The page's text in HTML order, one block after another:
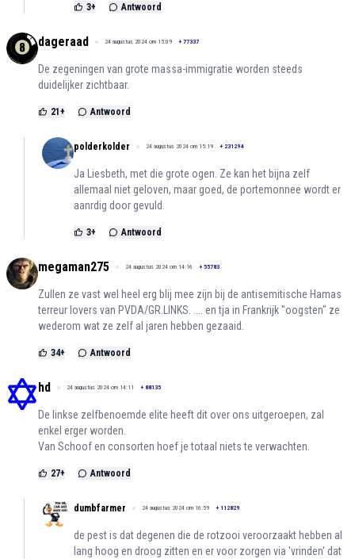
3+ Antwoord
dageraad 24 augustus 2024 om 15:09 + 77337
De zegeningen van grote massa-immigratie worden steeds
duidelijker zichtbaar.
21+ Antwoord
polderkolder 24 augustus 2024 om 15:19 + 231294
Ja Liesbeth, met die grote ogen. Ze kan het bijna zelf
allemaal niet geloven, maar goed, de portemonnee wordt er
aanrdig door gevuld.
3+ Antwoord
megaman275 24 augustus 2024 om 14:16 + 55783
Zullen ze vast wel heel erg blij mee zijn bij de antisemitische Hamas
terreur lovers van PVDA/GR.LINKS. .... en tja in Frankrijk "oogsten" ze
wederom wat ze zelf al jaren hebben gezaaid.
34+ Antwoord
hd 24 augustus 2024 om 14:11 + 88135
De linkse zelfbenoemde elite heeft dit over ons uitgeroepen, zal
enkel erger worden.
Van Schoof en consorten hoef je totaal niets te verwachten.
27+ Antwoord
dumbfarmer 24 augustus 2024 om 16:59 + 112829
de pest is dat degenen die de rotzooi veroorzaakt hebben al
lang hoog en droog zitten en er voor zorgen via 'vrinden' dat